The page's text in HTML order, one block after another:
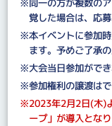
※同一の方が複数の
覚した場合は、応
※本イベントに参加
ます。予めご了承
※大会当日参加ができ
※参加権利の譲渡はで
※2023年2月2日(木)
ープ」が導入となり